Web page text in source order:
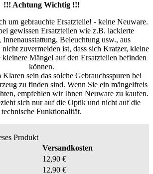
!!! Achtung Wichtig !!!
um gebrauchte Ersatzteile! - keine Neuware.
gewissen Ersatzteilen wie z.B. lackierte
Innenausstattung, Beleuchtung usw., aus
zuvermeiden ist, dass sich Kratzer, kleine
Mängel auf den Ersatzteilen befinden
können.
Klaren sein das solche Gebrauchsspuren bei
zu finden sind. Wenn Sie ein mängelfreis
empfehlen wir Ihnen Neuware zu kaufen.
sich nur auf die Optik und nicht auf die
technische Funktionalität.
Produkt
Versandkosten
12,90 €
12,90 €